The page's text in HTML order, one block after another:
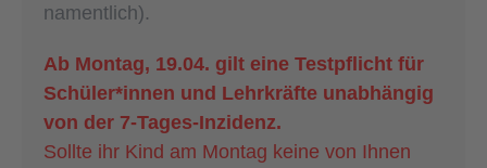
namentlich).
Ab Montag, 19.04. gilt eine Testpflicht für
Schüler*innen und Lehrkräfte unabhängig
von der 7-Tages-Inzidenz.
Sollte ihr Kind am Montag keine von Ihnen